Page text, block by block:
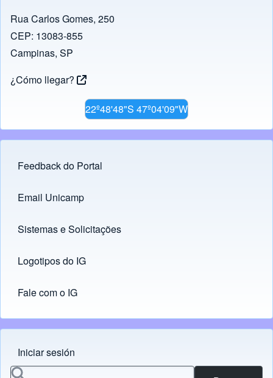
Rua Carlos Gomes, 250
CEP: 13083-855
Campinas, SP
¿Cómo llegar?
22º48'48"S 47º04'09"W
Footer menu
Feedback do Portal
Links
Email Unicamp
(opens in new tab)
Sistemas e Solicitações
(opens in new tab)
Logotipos do IG
(opens in new tab)
Fale com o IG
Menu do usuário
Iniciar sesión
Buscar